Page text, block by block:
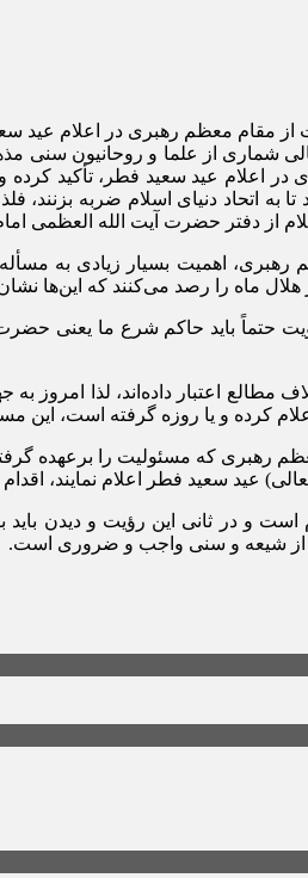
مقام معظم رهبری در اعلام عید
شماری از علما و روحانیون
اعلام عید سعید فطر، تأکید
اتحاد دنیای اسلام ضربه
از دفتر حضرت آیت الله العظمی
اهمیت بسیار زیادی به
ماه را رصد می‌کنند که این‌ها
باید حاکم شرع ما یعنی حضرت
اعتبار داده‌اند، لذا امروز
کرده و یا روزه گرفته است، این
که مسئولیت را برعهده
عید سعید فطر اعلام نمایند،
و در ثانی این رؤیت و دیدن باید
از شیعه و سنی واجب و ضروری است.